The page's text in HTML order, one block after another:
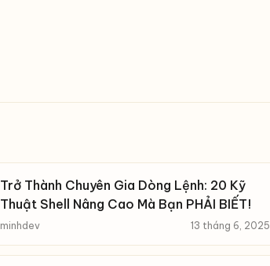
Trở Thành Chuyên Gia Dòng Lệnh: 20 Kỹ
Thuật Shell Nâng Cao Mà Bạn PHẢI BIẾT!
minhdev 13 tháng 6, 2025